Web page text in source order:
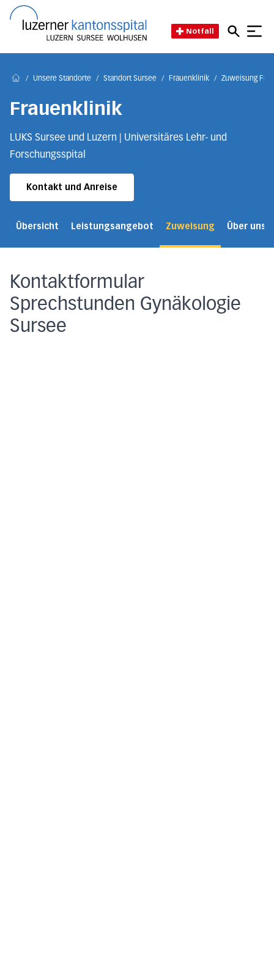
Notfall
/ Unsere Standorte / Standort Sursee / Frauenklinik / Zuweisung
Frauenklinik
LUKS Sursee und Luzern | Universitäres Lehr- und
Forschungsspital
Kontakt und Anreise
Übersicht Leistungsangebot Zuweisung Über uns
Kontaktformular
Sprechstunden Gynäkologie
Sursee